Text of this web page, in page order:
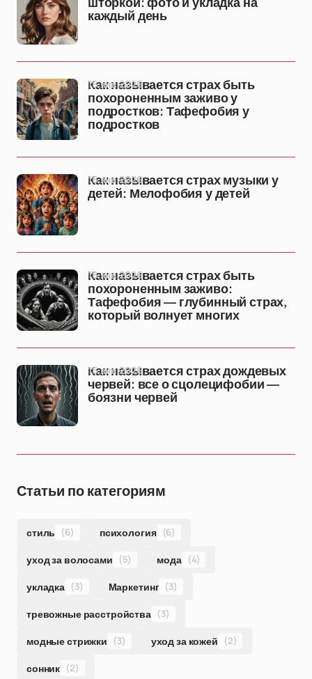
шторкой: фото и укладка на
каждый день
Как называется страх быть
похороненным заживо у
подростков: Тафефобия у
подростков
16 янв 2026
Как называется страх музыки у
детей: Мелофобия у детей
16 янв 2026
Как называется страх быть
похороненным заживо:
Тафефобия — глубинный страх,
который волнует многих
16 янв 2026
Как называется страх дождевых
червей: все о сцолецифобии —
боязни червей
16 янв 2026
Статьи по категориям
стиль (6) психология (6)
уход за волосами (5) мода (4)
укладка (3) Маркетинг (3)
тревожные расстройства (3)
модные стрижки (3) уход за кожей (2)
сонник (2)